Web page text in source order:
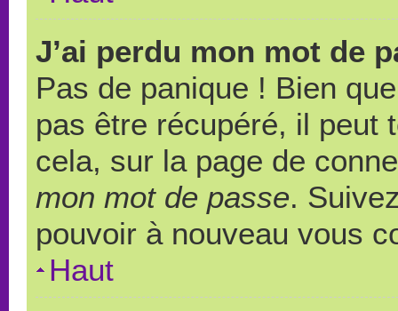
J’ai perdu mon mot de
Pas de panique ! Bien
pas être récupéré, il peut
cela, sur la page de
mon mot de passe.
pouvoir à nouveau vous
Haut